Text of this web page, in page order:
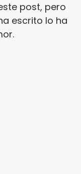
post, pero
escrito lo ha